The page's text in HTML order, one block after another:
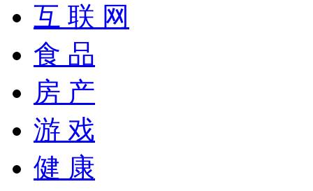
互 联 网
食 品
房 产
游 戏
健 康